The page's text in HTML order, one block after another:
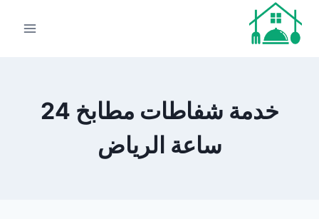
التجاوز
المحتوى
خدمة شفاطات مطابخ 24
ساعة الرياض